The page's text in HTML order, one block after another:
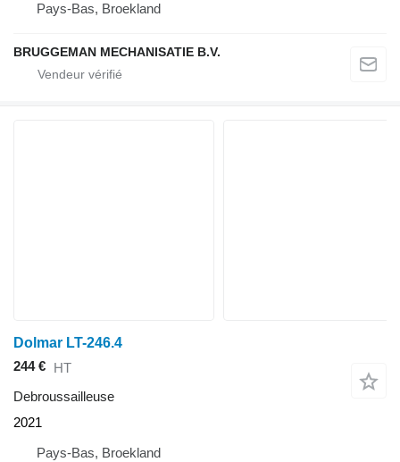
Pays-Bas, Broekland
BRUGGEMAN MECHANISATIE B.V.
Dolmar LT-246.4
244 € HT
Debroussailleuse
2021
Pays-Bas, Broekland